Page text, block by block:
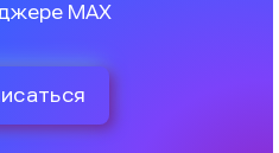
MAX